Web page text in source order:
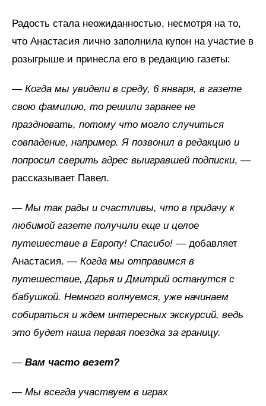
Радость стала неожиданностью, несмотря на то,
что Анастасия лично заполнила купон на участие в
розыгрыше и принесла его в редакцию газеты:
— Когда мы увидели в среду, 6 января, в газете
свою фамилию, то решили заранее не
праздновать, потому что могло случиться
совпадение, например. Я позвонил в редакцию и
попросил сверить адрес выигравшей подписки, —
рассказывает Павел.
— Мы так рады и счастливы, что в придачу к
любимой газете получили еще и целое
путешествие в Европу! Спасибо! — добавляет
Анастасия. — Когда мы отправимся в
путешествие, Дарья и Дмитрий останутся с
бабушкой. Немного волнуемся, уже начинаем
собираться и ждем интересных экскурсий, ведь
это будет наша первая поездка за границу.
— Вам часто везет?
— Мы всегда участвуем в играх